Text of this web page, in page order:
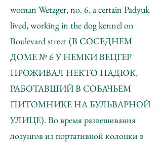
woman Wetzger, no. 6, a certain Padyuk
lived, working in the dog kennel on
Boulevard street (В СОСЕДНЕМ
ДОМЕ № 6 У НЕМКИ ВЕЦГЕР
ПРОЖИВАЛ НЕКТО ПАДЮК,
РАБОТАВШИЙ В СОБАЧЬЕМ
ПИТОМНИКЕ НА БУЛЬВАРНОЙ
УЛИЦЕ). Во время развешивания
лозунгов из портативной колонки в